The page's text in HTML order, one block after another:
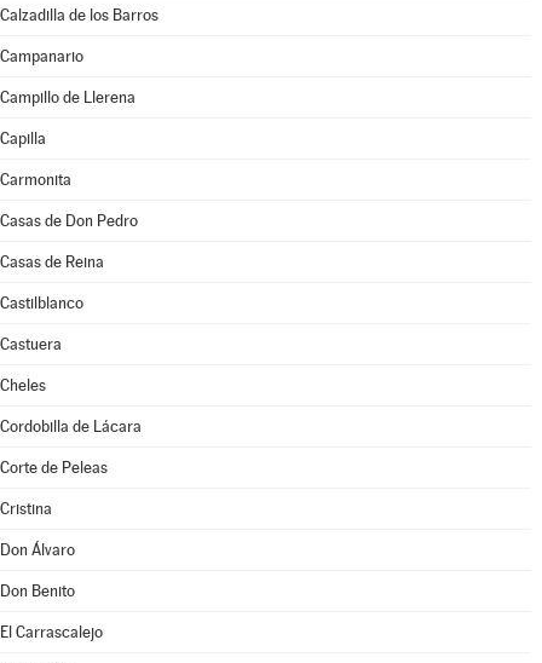
Calzadilla de los Barros
Campanario
Campillo de Llerena
Capilla
Carmonita
Casas de Don Pedro
Casas de Reina
Castilblanco
Castuera
Cheles
Cordobilla de Lácara
Corte de Peleas
Cristina
Don Álvaro
Don Benito
El Carrascalejo